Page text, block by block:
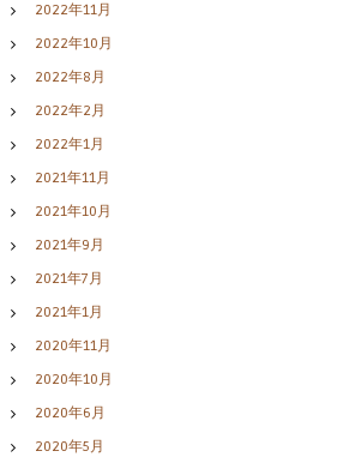
2022年11月
2022年10月
2022年8月
2022年2月
2022年1月
2021年11月
2021年10月
2021年9月
2021年7月
2021年1月
2020年11月
2020年10月
2020年6月
2020年5月